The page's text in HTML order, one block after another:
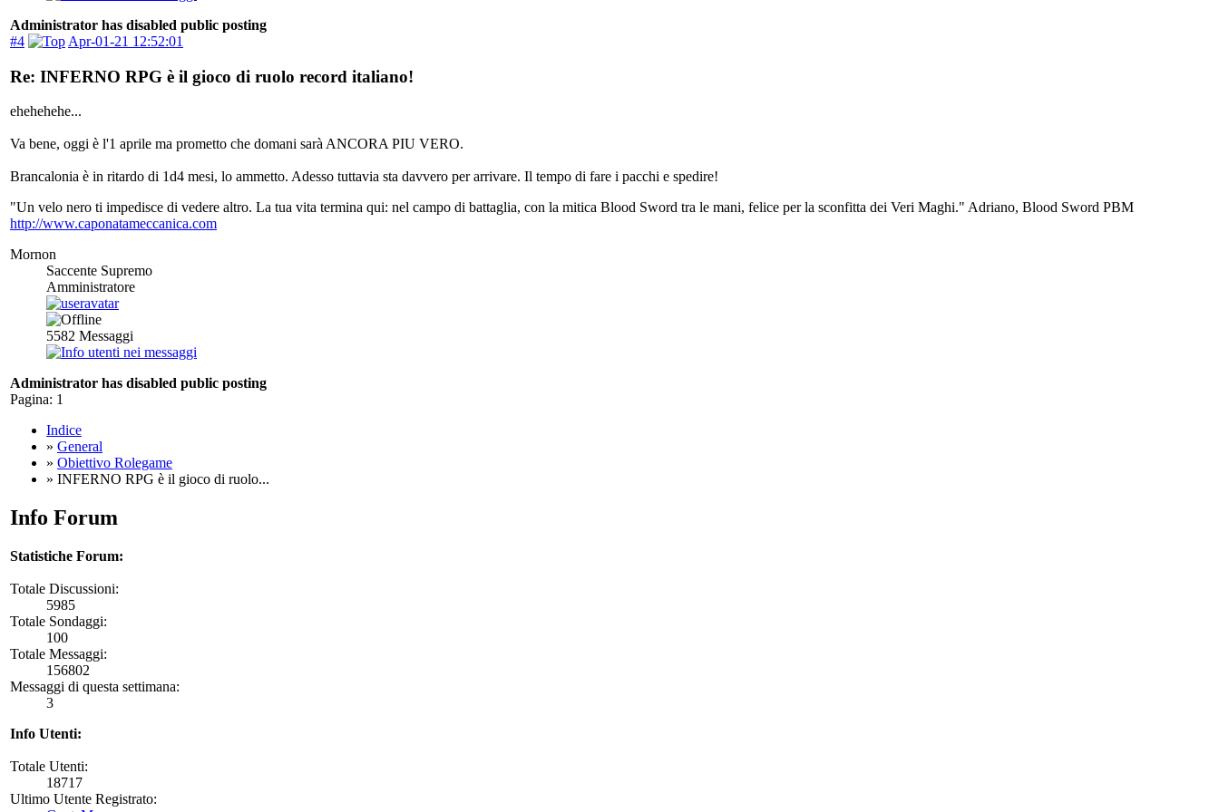
Administrator has disabled public posting
#4
Apr-01-21 12:52:01
Re: INFERNO RPG è il gioco di ruolo record italiano!
ehehehehe...
Va bene, oggi è l'1 aprile ma prometto che domani sarà ANCORA PIU VERO.
Brancalonia è in ritardo di 1d4 mesi, lo ammetto. Adesso tuttavia sta davvero per arrivare. Il tempo di fare i pacchi e spedire!
"Un velo nero ti impedisce di vedere altro. La tua vita termina qui: nel campo di battaglia, con la mitica Blood Sword tra le mani, felice per la sconfitta dei Veri Maghi." Adriano, Blood Sword PBM
http://www.caponatameccanica.com
Mornon
Saccente Supremo
Amministratore
5582 Messaggi
Administrator has disabled public posting
Pagina: 1
Indice
» General
» Obiettivo Rolegame
» INFERNO RPG è il gioco di ruolo...
Info Forum
Statistiche Forum:
Totale Discussioni:
5985
Totale Sondaggi:
100
Totale Messaggi:
156802
Messaggi di questa settimana:
3
Info Utenti:
Totale Utenti:
18717
Ultimo Utente Registrato: